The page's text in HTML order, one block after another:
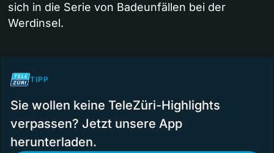
sich in die Serie von Badeunfällen bei der
Werdinsel.
TIPP
Sie wollen keine TeleZüri-Highlights
verpassen? Jetzt unsere App
herunterladen.